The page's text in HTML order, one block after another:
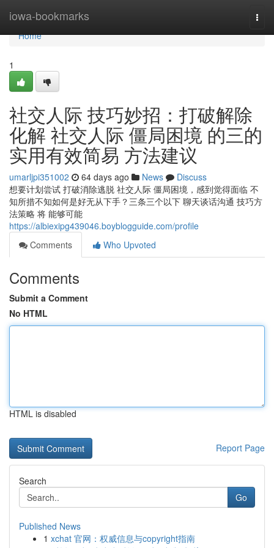
iowa-bookmarks
Home
Home
1
社交人际 技巧妙招：打破解除
化解 社交人际 僵局困境 的三的
实用有效简易 方法建议
umarljpi351002 64 days ago News
Discuss
想要计划尝试 打破消除逃脱 社交人际 僵局困境，感到觉得面临 不
知所措不知如何是好无从下手？三条三个以下 聊天谈话沟通 技巧方
法策略 将 能够可能
https://albiexipg439046.boyblogguide.com/profile
Comments
Who Upvoted
Comments
Submit a Comment
No HTML
HTML is disabled
Report Page
Search
Go
Published News
1 xchat 官网：权威信息与copyright指南